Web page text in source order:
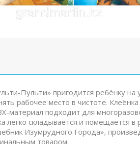
Пульти» пригодится ребёнку
рабочее место в чистоте.
материал подходит для
легко складывается и помещается
Изумрудного Города»,
товаром.